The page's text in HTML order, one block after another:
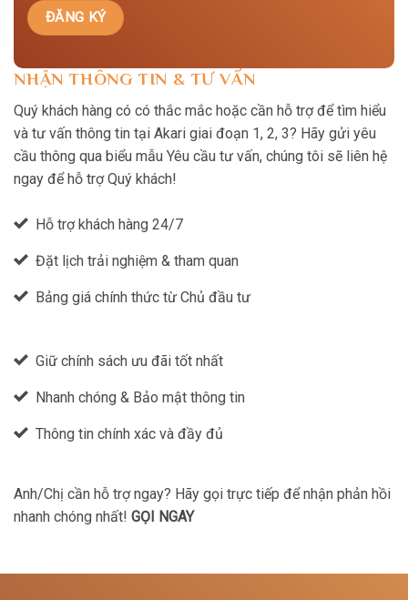
NHẬN THÔNG TIN & TƯ VẤN
Quý khách hàng có có thắc mắc hoặc cần hỗ trợ để tìm hiểu
và tư vấn thông tin tại Akari giai đoạn 1, 2, 3? Hãy gửi yêu
cầu thông qua biểu mẫu Yêu cầu tư vấn, chúng tôi sẽ liên hệ
ngay để hỗ trợ Quý khách!
Hỗ trợ khách hàng 24/7
Đặt lịch trải nghiệm & tham quan
Bảng giá chính thức từ Chủ đầu tư
Giữ chính sách ưu đãi tốt nhất
Nhanh chóng & Bảo mật thông tin
Thông tin chính xác và đầy đủ
Anh/Chị cần hỗ trợ ngay? Hãy gọi trực tiếp để nhận phản hồi
nhanh chóng nhất! GỌI NGAY